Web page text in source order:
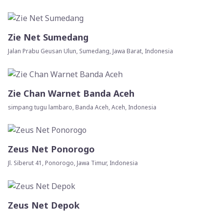
Zie Net Sumedang
Jalan Prabu Geusan Ulun, Sumedang, Jawa Barat, Indonesia
Zie Chan Warnet Banda Aceh
simpang tugu lambaro, Banda Aceh, Aceh, Indonesia
Zeus Net Ponorogo
Jl. Siberut 41, Ponorogo, Jawa Timur, Indonesia
Zeus Net Depok